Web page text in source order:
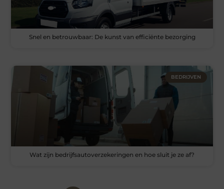
Snel en betrouwbaar: De kunst van efficiënte bezorging
BEDRIJVEN
Wat zijn bedrijfsautoverzekeringen en hoe sluit je ze af?